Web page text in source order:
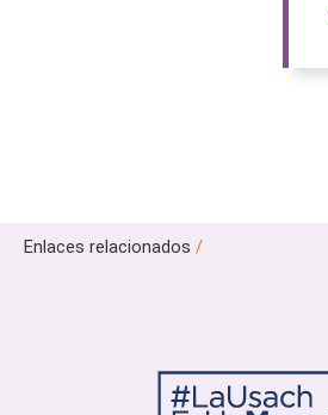
Enlaces relacionados /